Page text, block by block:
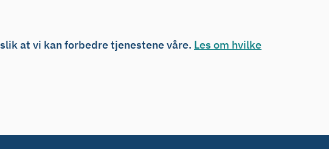
at vi kan forbedre tjenestene våre. Les om hvilke